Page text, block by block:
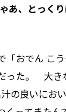
あ、とっく
「おでん こ
った。 大き
の良いにお